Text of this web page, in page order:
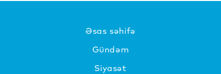
Əsas səhifə
Gündəm
Siyasət